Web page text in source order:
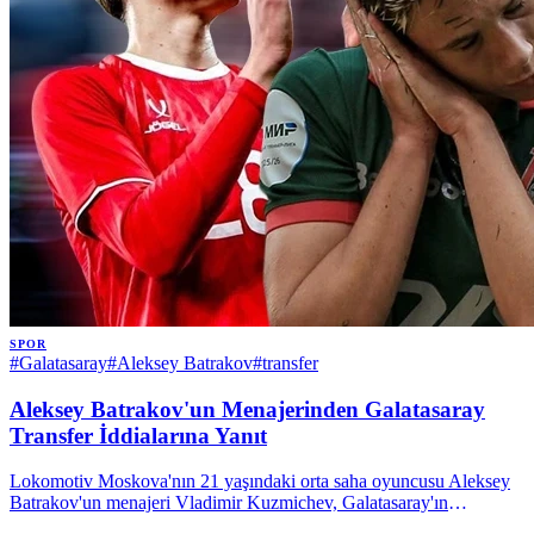
SPOR
#Galatasaray#Aleksey Batrakov#transfer
Aleksey Batrakov'un Menajerinden Galatasaray
Transfer İddialarına Yanıt
Lokomotiv Moskova'nın 21 yaşındaki orta saha oyuncusu Aleksey
Batrakov'un menajeri Vladimir Kuzmichev, Galatasaray'ın